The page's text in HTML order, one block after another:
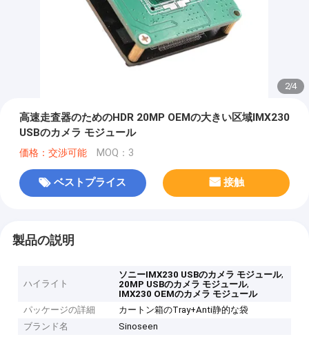
2/4
高速走査器のためのHDR 20MP OEMの大きい区域IMX230
USBのカメラ モジュール
価格：交渉可能 MOQ：3
ベストプライス 接触
製品の説明
ハイライト
ソニーIMX230 USBのカメラ モジュール,
20MP USBのカメラ モジュール,
IMX230 OEMのカメラ モジュール
パッケージの詳細
カートン箱のTray+Anti静的な袋
ブランド名
Sinoseen